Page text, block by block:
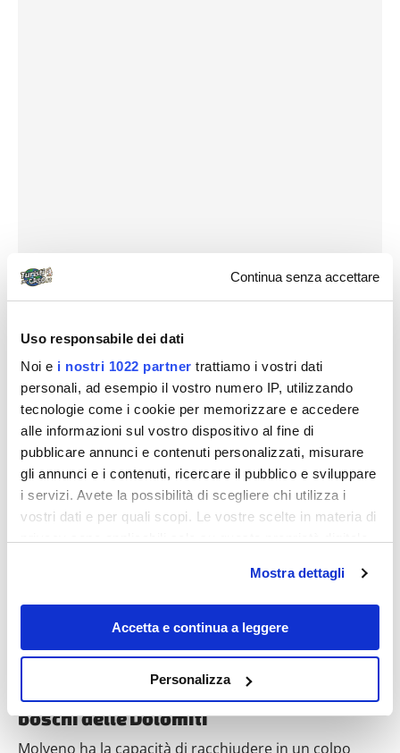
Continua senza accettare
Uso responsabile dei dati
Noi e i nostri 1022 partner trattiamo i vostri dati
personali, ad esempio il vostro numero IP, utilizzando
tecnologie come i cookie per memorizzare e accedere
alle informazioni sul vostro dispositivo al fine di
pubblicare annunci e contenuti personalizzati, misurare
gli annunci e i contenuti, ricercare il pubblico e sviluppare
i servizi. Avete la possibilità di scegliere chi utilizza i
vostri dati e per quali scopi. Le vostre scelte in materia di
modificare o revocare il proprio consenso in qualsiasi
momento dalla Dichiarazione sui cookie o facendo clic
sull'icona di attivazione della privacy.
raccogliere informazioni sulla tua posizione
geografica, con un'approssimazione di qualche
Mostra dettagli
Accetta e continua a leggere
Personalizza
Destinazioni
Per molti è il lago più bello d’Italia:
scoprirlo significa immergersi nei fitti
boschi delle Dolomiti
Molveno ha la capacità di racchiudere in un colpo